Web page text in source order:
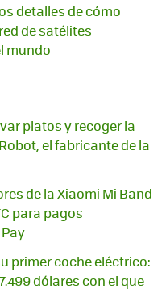
detalles de cómo
de satélites
mundo
platos y recoger la
el fabricante de la
de la Xiaomi Mi Band
para pagos
primer coche eléctrico:
dólares con el que